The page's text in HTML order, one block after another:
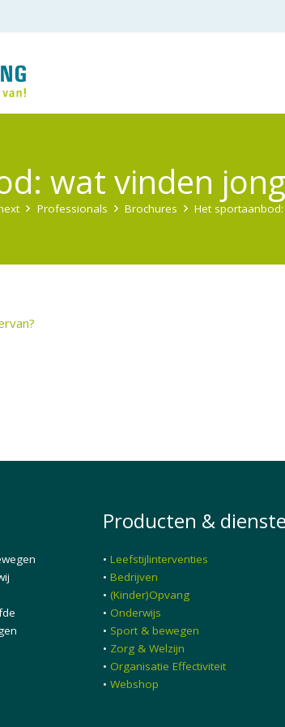
wat vinden
Professionals Brochures Het
Producten &
• Leefstijlinterventies
• Bedrijven
• (Kinder)Opvang
• Onderwijs
• Sport & bewegen
• Zorg & Welzijn
• Organisatie Effectiviteit
• Webshop